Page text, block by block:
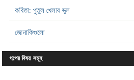
কবিতা: পুতুল খেলার ভুল
জোনাকিগুলো
গল্পের বিষয় সমূহ